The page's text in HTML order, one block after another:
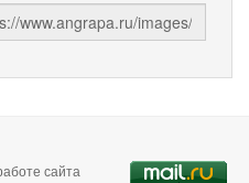
сайта